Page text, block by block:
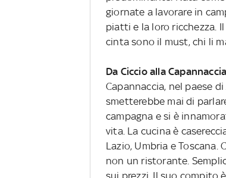
giornate a lavorare in
piatti e la loro ricchezza.
cinta sono il must, chi li
Da Ciccio alla
Capannaccia, nel paese
smetterebbe mai di
campagna e si è
vita. La cucina è
Lazio, Umbria e
non un ristorante.
sui prezzi. Il suo compito